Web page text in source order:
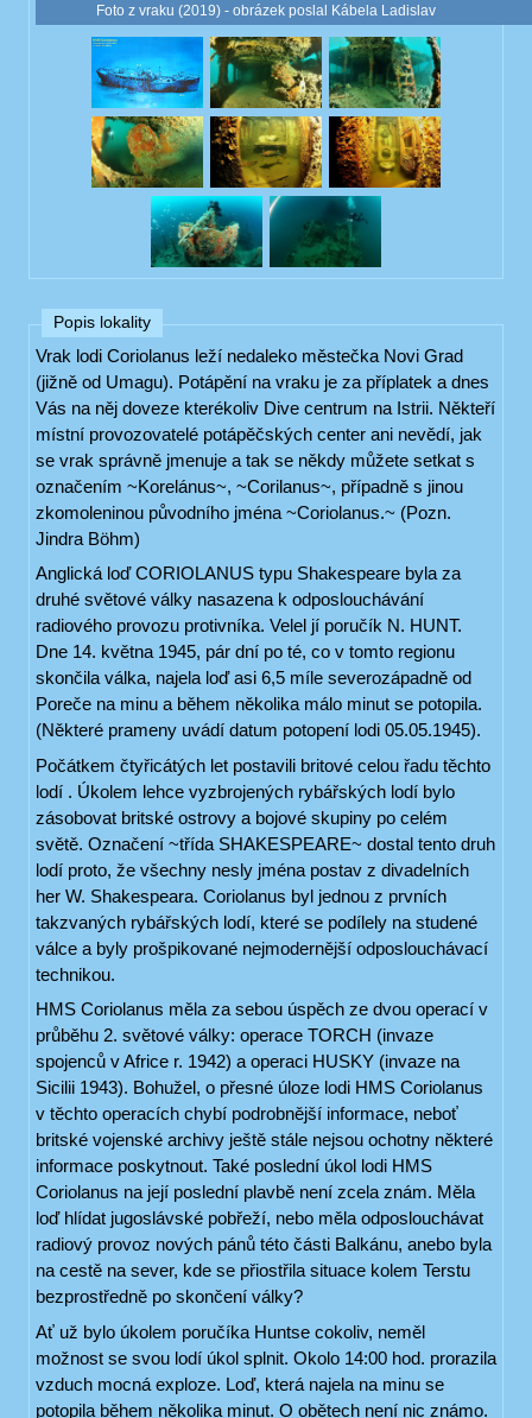
Foto z vraku (2019) - obrázek poslal Kábela Ladislav
Popis lokality
Vrak lodi Coriolanus leží nedaleko městečka Novi Grad
(jižně od Umagu). Potápění na vraku je za příplatek a dnes
Vás na něj doveze kterékoliv Dive centrum na Istrii. Někteří
místní provozovatelé potápěčských center ani nevědí, jak
se vrak správně jmenuje a tak se někdy můžete setkat s
označením ~Korelánus~, ~Corilanus~, případně s jinou
zkomoleninou původního jména ~Coriolanus.~ (Pozn.
Jindra Böhm)
Anglická loď CORIOLANUS typu Shakespeare byla za
druhé světové války nasazena k odposlouchávání
radiového provozu protivníka. Velel jí poručík N. HUNT.
Dne 14. května 1945, pár dní po té, co v tomto regionu
skončila válka, najela loď asi 6,5 míle severozápadně od
Poreče na minu a během několika málo minut se potopila.
(Některé prameny uvádí datum potopení lodi 05.05.1945).
Počátkem čtyřicátých let postavili britové celou řadu těchto
lodí . Úkolem lehce vyzbrojených rybářských lodí bylo
zásobovat britské ostrovy a bojové skupiny po celém
světě. Označení ~třída SHAKESPEARE~ dostal tento druh
lodí proto, že všechny nesly jména postav z divadelních
her W. Shakespeara. Coriolanus byl jednou z prvních
takzvaných rybářských lodí, které se podílely na studené
válce a byly prošpikované nejmodernější odposlouchávací
technikou.
HMS Coriolanus měla za sebou úspěch ze dvou operací v
průběhu 2. světové války: operace TORCH (invaze
spojenců v Africe r. 1942) a operaci HUSKY (invaze na
Sicilii 1943). Bohužel, o přesné úloze lodi HMS Coriolanus
v těchto operacích chybí podrobnější informace, neboť
britské vojenské archivy ještě stále nejsou ochotny některé
informace poskytnout. Také poslední úkol lodi HMS
Coriolanus na její poslední plavbě není zcela znám. Měla
loď hlídat jugoslávské pobřeží, nebo měla odposlouchávat
radiový provoz nových pánů této části Balkánu, anebo byla
na cestě na sever, kde se přiostřila situace kolem Terstu
bezprostředně po skončení války?
Ať už bylo úkolem poručíka Huntse cokoliv, neměl
možnost se svou lodí úkol splnit. Okolo 14:00 hod. prorazila
vzduch mocná exploze. Loď, která najela na minu se
potopila během několika minut. O obětech není nic známo.